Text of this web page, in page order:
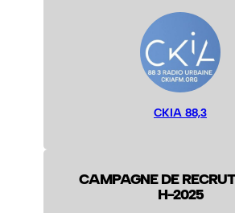
CKIA 88,3
CAMPAGNE DE
H-2025